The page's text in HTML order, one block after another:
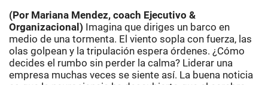
(Por Mariana Mendez, coach Ejecutivo &
Organizacional) Imagina que diriges un barco en
medio de una tormenta. El viento sopla con fuerza, las
olas golpean y la tripulación espera órdenes. ¿Cómo
decides el rumbo sin perder la calma? Liderar una
empresa muchas veces se siente así. La buena noticia